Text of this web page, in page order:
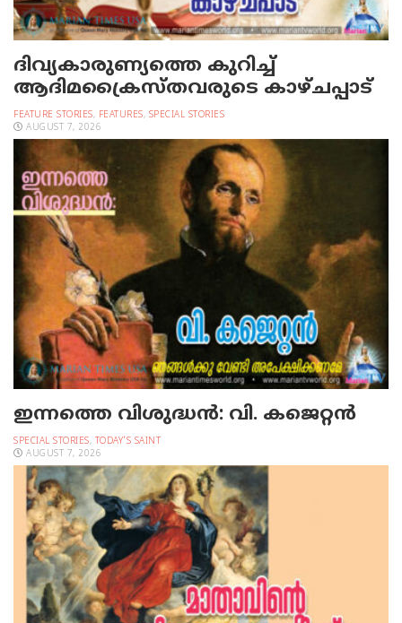
ദിവ്യകാരുണ്യത്തെ കുറിച്ച്
ആദിമക്രൈസ്തവരുടെ കാഴ്ചപ്പാട്
FEATURE STORIES, FEATURES, SPECIAL STORIES
AUGUST 7, 2026
ഇന്നത്തെ വിശുദ്ധന്‍: വി. കജെറ്റന്‍
SPECIAL STORIES, TODAY'S SAINT
AUGUST 7, 2026